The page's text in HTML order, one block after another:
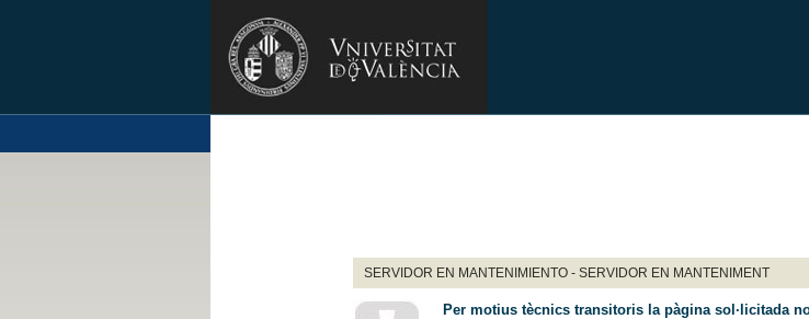
SERVIDOR EN MANTENIMIENTO - SERVIDOR EN MANTENIMENT
Per motius tècnics transitoris la pàgina sol·licitada